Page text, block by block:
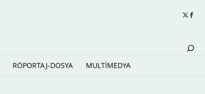
RÖPORTAJ-DOSYA MULTİMEDYA